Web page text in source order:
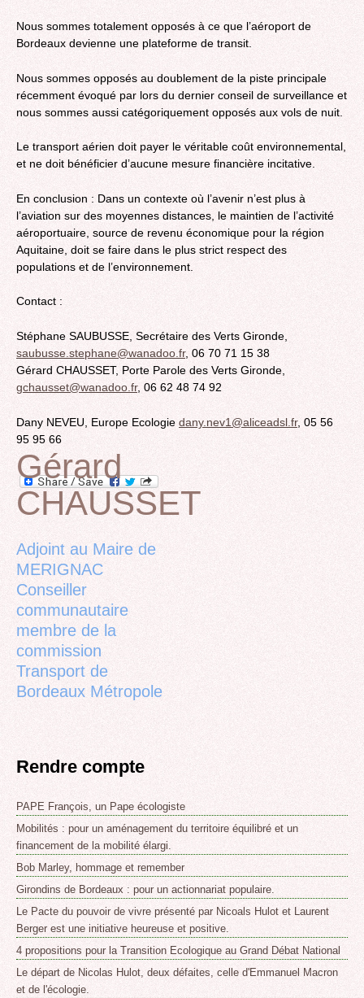
Nous sommes totalement opposés à ce que l’aéroport de
Bordeaux devienne une plateforme de transit.
Nous sommes opposés au doublement de la piste principale
récemment évoqué par lors du dernier conseil de surveillance et
nous sommes aussi catégoriquement opposés aux vols de nuit.
Le transport aérien doit payer le véritable coût environnemental,
et ne doit bénéficier d’aucune mesure financière incitative.
En conclusion : Dans un contexte où l’avenir n’est plus à
l’aviation sur des moyennes distances, le maintien de l’activité
aéroportuaire, source de revenu économique pour la région
Aquitaine, doit se faire dans le plus strict respect des
populations et de l’environnement.
Contact :
Stéphane SAUBUSSE, Secrétaire des Verts Gironde,
saubusse.stephane@wanadoo.fr, 06 70 71 15 38
Gérard CHAUSSET, Porte Parole des Verts Gironde,
gchausset@wanadoo.fr, 06 62 48 74 92
Dany NEVEU, Europe Ecologie dany.nev1@aliceadsl.fr, 05 56
95 95 66
Back
to
Gérard
CHAUSSET
Adjoint au Maire de
MERIGNAC
Conseiller
communautaire
membre de la
commission
Transport de
Bordeaux Métropole
Rendre compte
PAPE François, un Pape écologiste
Mobilités : pour un aménagement du territoire équilibré et un
financement de la mobilité élargi.
Bob Marley, hommage et remember
Girondins de Bordeaux : pour un actionnariat populaire.
Le Pacte du pouvoir de vivre présenté par Nicoals Hulot et Laurent
Berger est une initiative heureuse et positive.
4 propositions pour la Transition Ecologique au Grand Débat National
Le départ de Nicolas Hulot, deux défaites, celle d'Emmanuel Macron
et de l'écologie.